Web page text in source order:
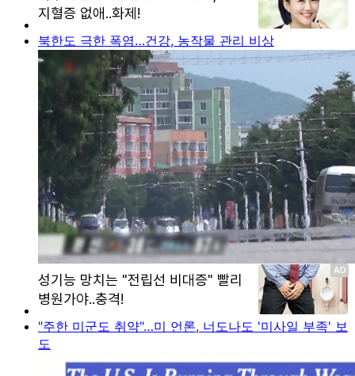
북한도 극한 폭염…건강, 농작물 관리 비상
"주한 미군도 취약"…미 언론, 너도나도 '미사일 부족' 보
도